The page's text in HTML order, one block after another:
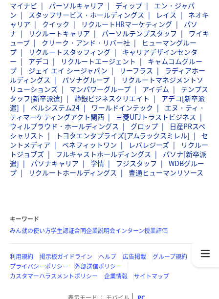
マイナビ パーソルキャリア ディップ
エン・ジャパ
ン
スタッフサービス・ホールディングス レイス
ネオキ
ャリア
クイック リクルートHRマーケティング
パソ
ナ
リクルートキャリア パーソルテンプスタッフ
ワイキ
ューブ
クリーク・アンド・リバー社
ヒューマングルー
プ
リクルートスタッフィング
キャリアデザインセンタ
ー
アデコ リクルートエージェント
キャムコムグルー
プ
ジェイ エイ シージャパン リーフラス
ラディアホー
ルディングス
パソナグループ
リクルートマネジメントソ
リューションズ
マンパワーグループ アイデム
テンプス
タッフ[新卒派遣]
静銀ビジネスクリエイト
アデコ[新卒派
遣]
ベルシステム24 ワールドインテック
エヌ・ティ・
ティマーケティングアクト関西
三菱UFJトラストビジネス
ウィルプラウド・ホールディングス
グロップ
日産PRスペ
シャリスト
トヨタエンタプライズ[アムラックスミレル]
セ
ントメディア
ベネフィットワン レバレジーズ
リクルー
トジョブズ
フルキャストホールディングス
パソナ[新卒派
遣]
パソナキャリア 学情 フジスタッフ
WDBグルー
プ
リクルートホールディングス 豊通ヒューマンリソース
キーワード
みん就の使い方学生認証合同企業説明会インターン授業評価
利用規約 掲示板ガイドライン ヘルプ 広告掲載
グループ規約
プライバシーポリシー
外部送信ポリシー
カスタマーハラスメントポリシー
企業情報 サイトマップ